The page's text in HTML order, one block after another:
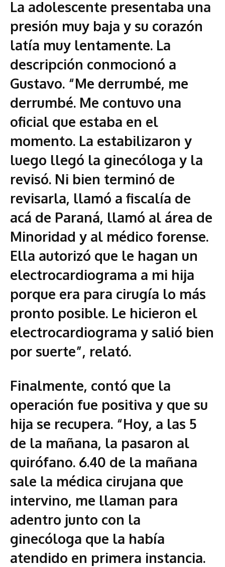
La adolescente presentaba una
presión muy baja y su corazón
latía muy lentamente. La
descripción conmocionó a
Gustavo. “Me derrumbé, me
derrumbé. Me contuvo una
oficial que estaba en el
momento. La estabilizaron y
luego llegó la ginecóloga y la
revisó. Ni bien terminó de
revisarla, llamó a fiscalía de
acá de Paraná, llamó al área de
Minoridad y al médico forense.
Ella autorizó que le hagan un
electrocardiograma a mi hija
porque era para cirugía lo más
pronto posible. Le hicieron el
electrocardiograma y salió bien
por suerte”, relató.
Finalmente, contó que la
operación fue positiva y que su
hija se recupera. “Hoy, a las 5
de la mañana, la pasaron al
quirófano. 6.40 de la mañana
sale la médica cirujana que
intervino, me llaman para
adentro junto con la
ginecóloga que la había
atendido en primera instancia.